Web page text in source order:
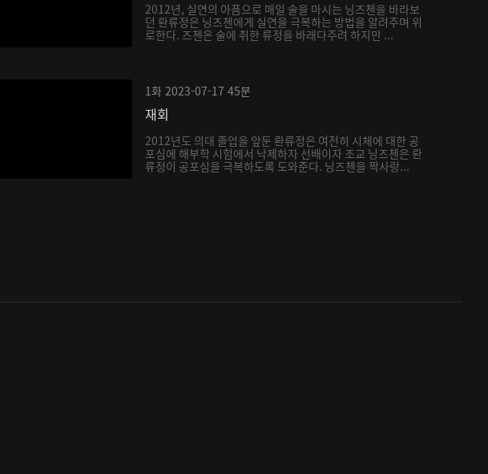
2012년, 실연의 아픔으로 매일 술을 마시는 닝즈첸을 바라보
던 롼류정은 닝즈첸에게 실연을 극복하는 방법을 알려주며 위
로한다. 즈첸은 술에 취한 류정을 바래다주려 하지만 ...
1화 2023-07-17 45분
재회
2012년도 의대 졸업을 앞둔 롼류정은 여전히 시체에 대한 공
포심에 해부학 시험에서 낙제하자 선배이자 조교 닝즈첸은 롼
류정이 공포심을 극복하도록 도와준다. 닝즈첸을 짝사랑...